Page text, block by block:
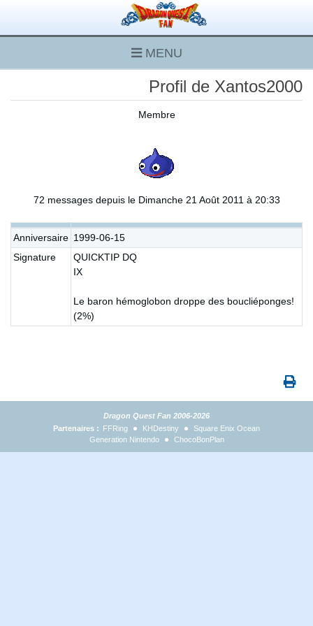
MENU
Profil de Xantos2000
Membre
72 messages depuis le Dimanche 21 Août 2011 à 20:33
Anniversaire 1999-06-15
Signature
QUICKTIP DQ
IX
Le baron hémoglobon droppe des boucliéponges!
(2%)
Dragon Quest Fan 2006-2026
Partenaires : FFRing KHDestiny
Square Enix Ocean
Generation Nintendo
ChocoBonPlan